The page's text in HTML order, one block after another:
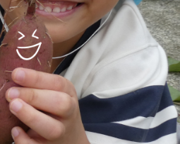
採用情報
Language